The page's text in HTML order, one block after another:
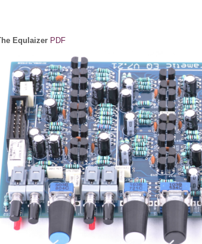
Equlaizer PDF